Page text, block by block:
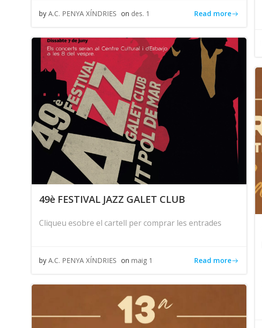
by A.C. PENYA XÍNDRIES on des. 1 Read more
49è FESTIVAL JAZZ GALET CLUB
Cliqueu esobre el cartell per comprar les entrades
by A.C. PENYA XÍNDRIES on maig 1 Read more